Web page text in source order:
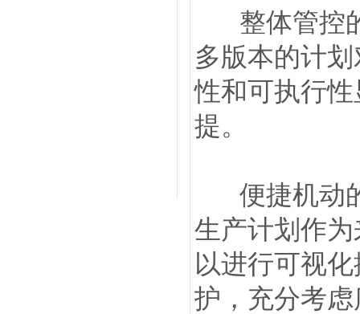
整体管控的
多版本的计
性和可执行
提。
便捷机动的
生产计划作
以进行可视
护，充分考